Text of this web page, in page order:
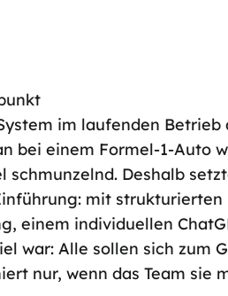
im laufenden
bei einem Formel-1-Auto
schmunzelnd. Deshalb
mit
einem individuellen
war: Alle sollen sich zum
nur, wenn das Team sie